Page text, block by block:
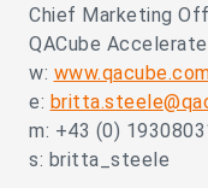
Chief Marketing
QACube
w:
e:
m: +43 (0)
s: britta_steele